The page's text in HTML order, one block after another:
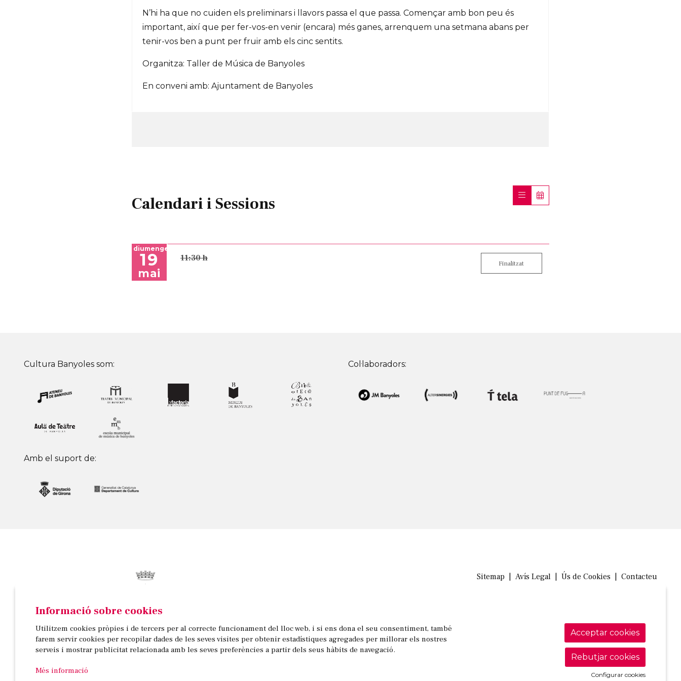
N’hi ha que no cuiden els preliminars i llavors passa el que passa. Començar amb bon peu és
important, així que per fer-vos-en venir (encara) més ganes, arrenquem una setmana abans per
tenir-vos ben a punt per fruir amb els cinc sentits.
Organitza: Taller de Música de Banyoles
En conveni amb: Ajuntament de Banyoles
Calendari i Sessions
diumenge
19
mai
11:30 h
Finalitzat
Cultura Banyoles som:
Amb el suport de:
Col·laboradors:
Passeig de la Indústria, 25, 3a planta | 17820 Banyoles
972 58 18 48 | 972 57 00 50
Sitemap Avís Legal Ús de Cookies Contacteu
Informació sobre cookies
Utilitzem cookies pròpies i de tercers per al correcte funcionament del lloc web, i si ens dona el seu consentiment, també
farem servir cookies per recopilar dades de les seves visites per obtenir estadístiques agregades per millorar els nostres
serveis i mostrar publicitat relacionada amb les seves preferències a partir dels seus hàbits de navegació.
Més informació
Acceptar cookies
Rebutjar cookies
Configurar cookies